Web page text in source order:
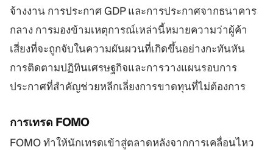
จ้างงาน การประกาศ GDP และการประกาศจากธนาคาร
กลาง การมองข้ามเหตุการณ์เหล่านี้หมายความว่าผู้ค้า
เสี่ยงที่จะถูกจับในความผันผวนที่เกิดขึ้นอย่างกะทันหัน
การติดตามปฏิทินเศรษฐกิจและการวางแผนรอบการ
ประกาศที่สำคัญช่วยหลีกเลี่ยงการขาดทุนที่ไม่ต้องการ
การเทรด FOMO
FOMO ทำให้นักเทรดเข้าสู่ตลาดหลังจากการเคลื่อนไหว